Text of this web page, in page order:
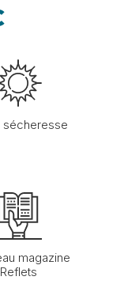
sécheresse
magazine
Reflets